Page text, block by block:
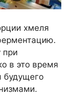
хмеля
при
в это время
будущего